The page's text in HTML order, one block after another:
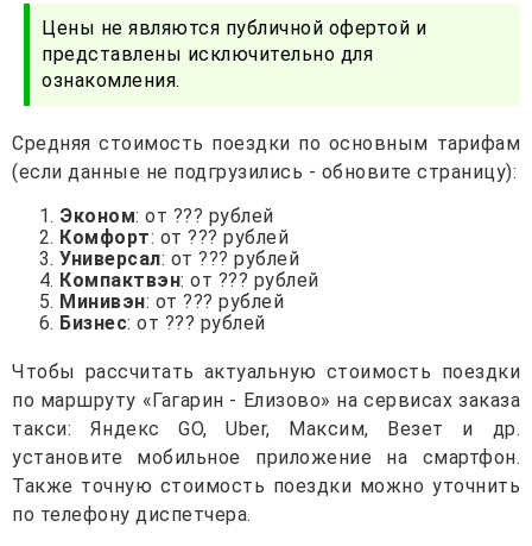
Цены не являются публичной офертой и
представлены исключительно для
ознакомления.
Средняя стоимость поездки по основным тарифам
(если данные не подгрузились - обновите страницу):
Эконом: от ??? рублей
Комфорт: от ??? рублей
Универсал: от ??? рублей
Компактвэн: от ??? рублей
Минивэн: от ??? рублей
Бизнес: от ??? рублей
Чтобы рассчитать актуальную стоимость поездки
по маршруту «Гагарин - Елизово» на сервисах заказа
такси: Яндекс GO, Uber, Максим, Везет и др.
установите мобильное приложение на смартфон.
Также точную стоимость поездки можно уточнить
по телефону диспетчера.